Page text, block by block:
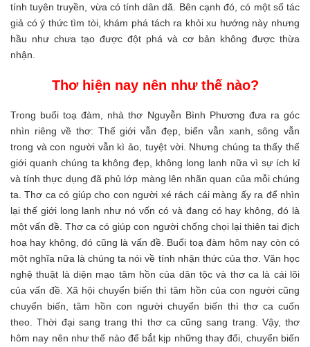
tính tuyên truyền, vừa có tính dân dã. Bên cạnh đó, có một số tác
giả có ý thức tìm tòi, khám phá tách ra khỏi xu hướng này nhưng
hầu như chưa tạo được đột phá và cơ bản không được thừa
nhận.
Thơ hiện nay nên như thế nào?
Trong buổi toạ đàm, nhà thơ Nguyễn Bình Phương đưa ra góc
nhìn riêng về thơ: Thế giới vẫn đẹp, biển vẫn xanh, sông vẫn
trong và con người vẫn kì ảo, tuyệt vời. Nhưng chúng ta thấy thế
giới quanh chúng ta không đẹp, không long lanh nữa vì sự ích kỉ
và tính thực dụng đã phủ lớp màng lên nhãn quan của mỗi chúng
ta. Thơ ca có giúp cho con người xé rách cái màng ấy ra để nhìn
lại thế giới long lanh như nó vốn có và đang có hay không, đó là
một vấn đề. Thơ ca có giúp con người chống chọi lại thiên tai địch
hoạ hay không, đó cũng là vấn đề. Buổi toạ đàm hôm nay còn có
một nghĩa nữa là chúng ta nói về tính nhận thức của thơ. Văn học
nghệ thuật là diện mạo tâm hồn của dân tộc và thơ ca là cái lõi
của vấn đề. Xã hội chuyển biến thì tâm hồn của con người cũng
chuyển biến, tâm hồn con người chuyển biến thì thơ ca cuốn
theo. Thời đại sang trang thì thơ ca cũng sang trang. Vậy, thơ
hôm nay nên như thế nào để bắt kịp những thay đổi, chuyển biến